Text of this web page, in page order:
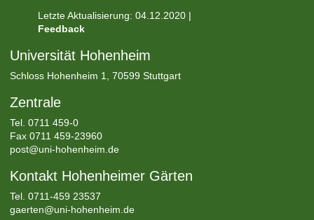
Letzte Aktualisierung: 04.12.2020 |
Feedback
Universität Hohenheim
Schloss Hohenheim 1, 70599 Stuttgart
Zentrale
Tel. 0711 459-0
Fax 0711 459-23960
post@uni-hohenheim.de
Kontakt Hohenheimer Gärten
Tel. 0711-459 23537
gaerten@uni-hohenheim.de